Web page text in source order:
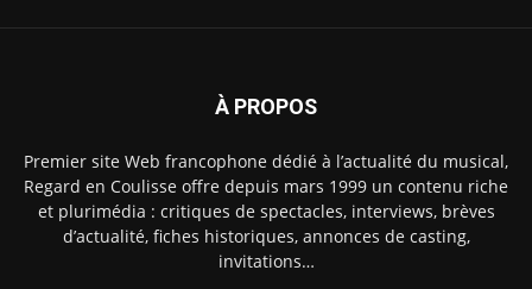
À PROPOS
Premier site Web francophone dédié à l’actualité du musical,
Regard en Coulisse offre depuis mars 1999 un contenu riche
et plurimédia : critiques de spectacles, interviews, brèves
d’actualité, fiches historiques, annonces de casting,
invitations…